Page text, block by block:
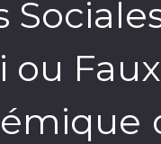
ou Faux